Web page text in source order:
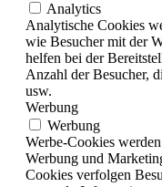
Analytics
Analytische Cookies
wie Besucher mit der
helfen bei der
Anzahl der Besucher,
usw.
Werbung
Werbung
Werbe-Cookies
Werbung und
Cookies verfolgen